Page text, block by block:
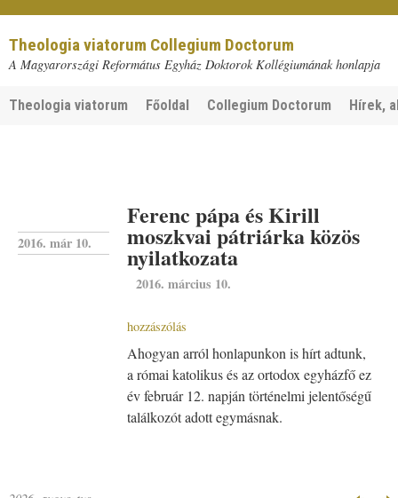
Theologia viatorum Collegium Doctorum
A Magyarországi Református Egyház Doktorok Kollégiumának honlapja
Theologia viatorum Főoldal Collegium Doctorum Hírek,
2016. már 10.
Ferenc pápa és Kirill
moszkvai pátriárka közös
nyilatkozata
2016. március 10.
hozzászólás
Ahogyan arról honlapunkon is hírt adtunk,
a római katolikus és az ortodox egyházfő ez
év február 12. napján történelmi jelentőségű
találkozót adott egymásnak.